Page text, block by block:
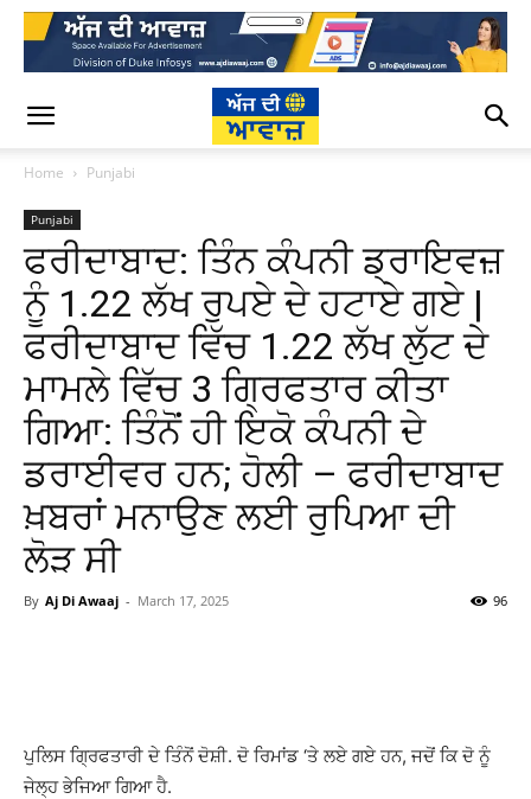
Home Punjabi
Punjabi
ਫਰੀਦਾਬਾਦ: ਤਿੰਨ ਕੰਪਨੀ ਡ੍ਰਾਇਵਜ਼
ਨੂੰ 1.22 ਲੱਖ ਰੁਪਏ ਦੇ ਹਟਾਏ ਗਏ |
ਫਰੀਦਾਬਾਦ ਵਿੱਚ 1.22 ਲੱਖ ਲੁੱਟ ਦੇ
ਮਾਮਲੇ ਵਿੱਚ 3 ਗ੍ਰਿਫਤਾਰ ਕੀਤਾ
ਗਿਆ: ਤਿੰਨੋਂ ਹੀ ਇਕੋ ਕੰਪਨੀ ਦੇ
ਡਰਾਈਵਰ ਹਨ; ਹੋਲੀ – ਫਰੀਦਾਬਾਦ
ਖ਼ਬਰਾਂ ਮਨਾਉਣ ਲਈ ਰੁਪਿਆ ਦੀ
ਲੋੜ ਸੀ
By Aj Di Awaaj - March 17, 2025 96
ਪੁਲਿਸ ਗ੍ਰਿਫਤਾਰੀ ਦੇ ਤਿੰਨੋਂ ਦੋਸ਼ੀ. ਦੋ ਰਿਮਾਂਡ ‘ਤੇ ਲਏ ਗਏ ਹਨ, ਜਦੋਂ ਕਿ ਦੋ ਨੂੰ
ਜੇਲ੍ਹ ਭੇਜਿਆ ਗਿਆ ਹੈ.